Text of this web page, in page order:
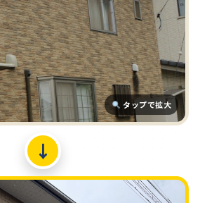
タップで拡大
↓